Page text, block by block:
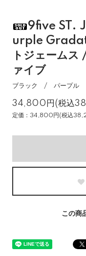
9five ST.
urple
トジェーム
ァイブ
ブラック / パープル
34,800円(税込
定価：34,800円(税込
この商